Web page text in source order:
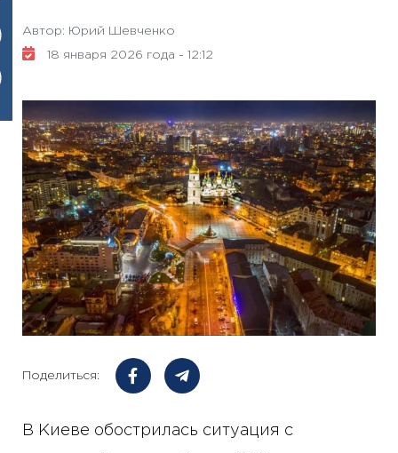
Автор: Юрий Шевченко
18 января 2026 года - 12:12
Поделиться:
В Киеве обострилась ситуация с